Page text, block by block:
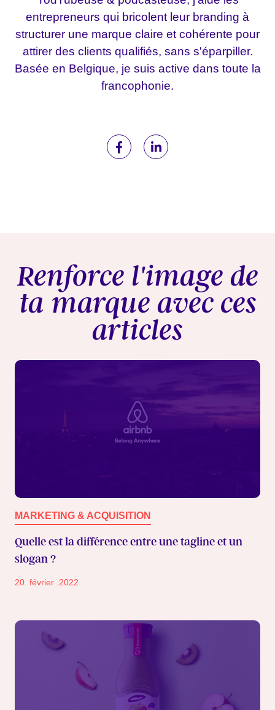
entrepreneurs qui bricolent leur branding à
structurer une marque claire et cohérente pour
attirer des clients qualifiés, sans s'éparpiller.
Basée en Belgique, je suis active dans toute la
francophonie.
Renforce l'image de
ta marque avec ces
articles
MARKETING & ACQUISITION
Quelle est la différence entre une tagline et un
slogan ?
20. février .2022